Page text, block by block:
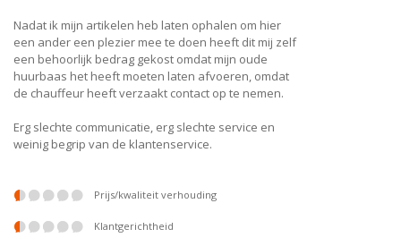
Nadat ik mijn artikelen heb laten ophalen om hier
een ander een plezier mee te doen heeft dit mij zelf
een behoorlijk bedrag gekost omdat mijn oude
huurbaas het heeft moeten laten afvoeren, omdat
de chauffeur heeft verzaakt contact op te nemen.
Erg slechte communicatie, erg slechte service en
weinig begrip van de klantenservice.
prijs/kwaliteit verhouding
klantgerichtheid